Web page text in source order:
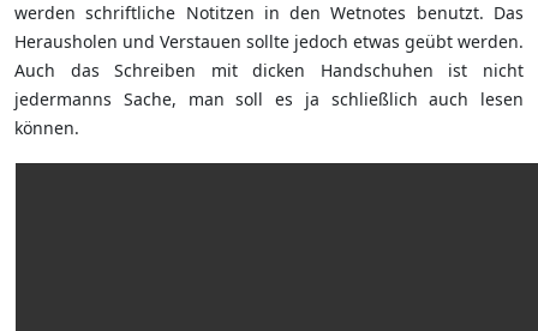
werden schriftliche Notitzen in den Wetnotes benutzt. Das
Herausholen und Verstauen sollte jedoch etwas geübt werden.
Auch das Schreiben mit dicken Handschuhen ist nicht
jedermanns Sache, man soll es ja schließlich auch lesen
können.